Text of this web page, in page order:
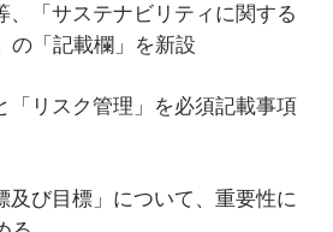
、「サステナビリティに関する
の「記載欄」を新設
「リスク管理」を必須記載事項
及び目標」について、重要性に